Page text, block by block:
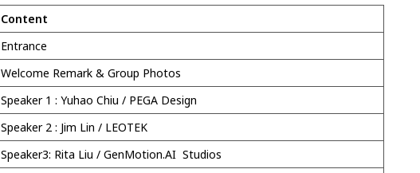
Content
Entrance
Welcome Remark & Group Photos
Speaker 1 : Yuhao Chiu / PEGA Design
Speaker 2 : Jim Lin / LEOTEK
Speaker3: Rita Liu / GenMotion.AI Studios